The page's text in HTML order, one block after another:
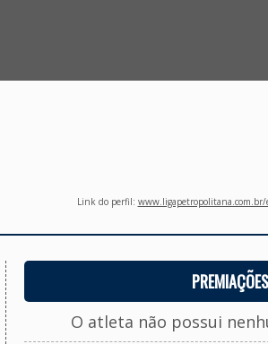
Link do perfil: www.ligapetropolitana.com.br/
PREMIAÇÕES
O atleta não possui